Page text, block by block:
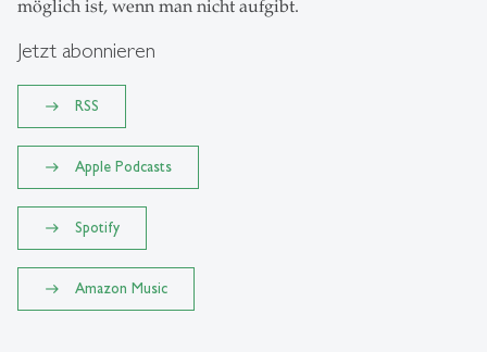
möglich ist, wenn man nicht aufgibt.
Jetzt abonnieren
RSS
Apple Podcasts
Spotify
Amazon Music